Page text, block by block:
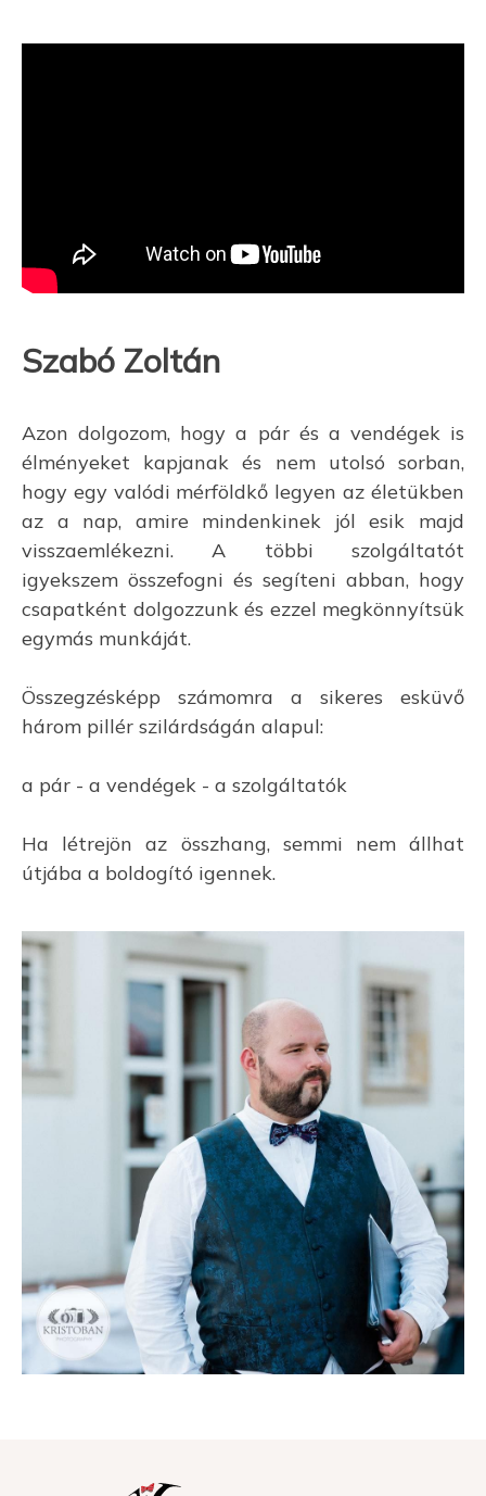
Szabó Zoltán
Azon dolgozom, hogy a pár és a vendégek is
élményeket kapjanak és nem utolsó sorban,
hogy egy valódi mérföldkő legyen az életükben
az a nap, amire mindenkinek jól esik majd
visszaemlékezni. A többi szolgáltatót
igyekszem összefogni és segíteni abban, hogy
csapatként dolgozzunk és ezzel megkönnyítsük
egymás munkáját.
Összegzésképp számomra a sikeres esküvő
három pillér szilárdságán alapul:
a pár - a vendégek - a szolgáltatók
Ha létrejön az összhang, semmi nem állhat
útjába a boldogító igennek.